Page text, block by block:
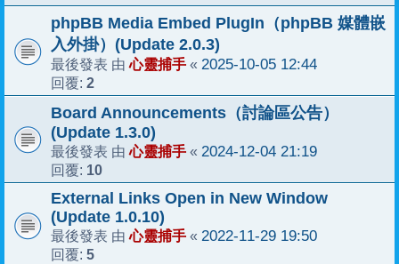
phpBB Media Embed PlugIn（phpBB 媒體嵌
入外掛）(Update 2.0.3)
最後發表 由心靈捕手 « 2025-10-05 12:44
回覆: 2
Board Announcements（討論區公告）
(Update 1.3.0)
最後發表 由心靈捕手 « 2024-12-04 21:19
回覆: 10
External Links Open in New Window
(Update 1.0.10)
最後發表 由心靈捕手 « 2022-11-29 19:50
回覆: 5